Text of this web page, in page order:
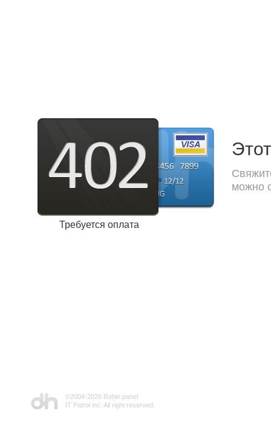
Требуется оплата
можно
©2004-2026 Robin panel
IT Patrol inc. All right reserved.